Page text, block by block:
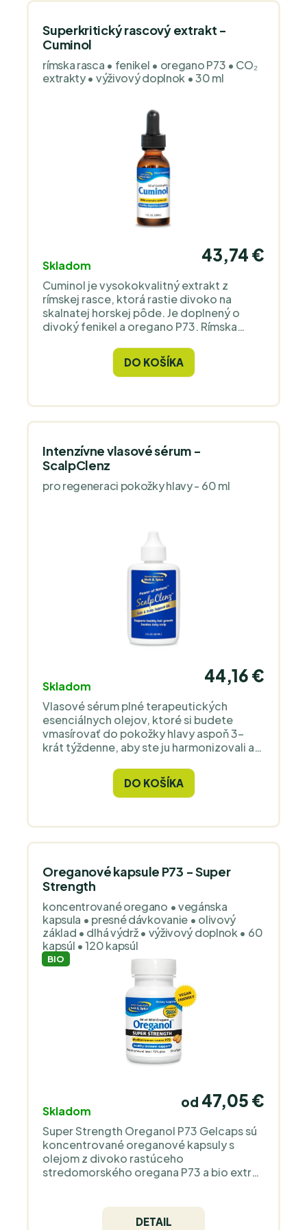
Superkritický rascový extrakt -
Cuminol
rímska rasca • fenikel • oregano P73 • CO₂
extrakty • výživový doplnok • 30 ml
Skladom
43,74 €
Cuminol je vysokokvalitný extrakt z
rímskej rasce, ktorá rastie divoko na
skalnatej horskej pôde. Je doplnený o
divoký fenikel a oregano P73. Rímska
oblasťou normálneho trávenia.
DO KOŠÍKA
Intenzívne vlasové sérum -
ScalpClenz
pro regeneraci pokožky hlavy - 60 ml
Skladom
44,16 €
Vlasové sérum plné terapeutických
esenciálnych olejov, ktoré si budete
vmasírovať do pokožky hlavy aspoň 3-
krát týždenne, aby ste ju harmonizovali a
zdravých, silných a krásnych vlasov. V
kombinácii s vlasovou starostlivosťou
ScalpClenz a odporúčanými doplnkami
po určitom čase, ktorý je u každého
človeka individuálny.
DO KOŠÍKA
Oreganové kapsule P73 - Super
Strength
koncentrované oregano • vegánska
kapsula • presné dávkovanie • olivový
základ • dlhá výdrž • výživový doplnok • 60
kapsúl • 120 kapsúl
BIO
Skladom
od 47,05 €
Super Strength Oreganol P73 Gelcaps sú
koncentrované oreganové kapsuly s
olejom z divoko rastúceho
stredomorského oregana P73 a bio extra
približne trojnásobný v porovnaní s
DETAIL